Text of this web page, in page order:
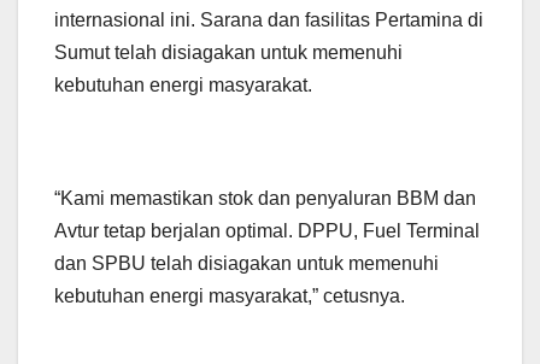
internasional ini. Sarana dan fasilitas Pertamina di
Sumut telah disiagakan untuk memenuhi
kebutuhan energi masyarakat.
“Kami memastikan stok dan penyaluran BBM dan
Avtur tetap berjalan optimal. DPPU, Fuel Terminal
dan SPBU telah disiagakan untuk memenuhi
kebutuhan energi masyarakat,” cetusnya.